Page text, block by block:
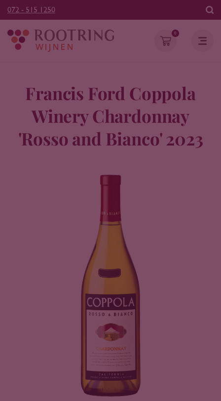
072 - 515 1250
0
Francis Ford Coppola
Winery Chardonnay
'Rosso and Bianco' 2023